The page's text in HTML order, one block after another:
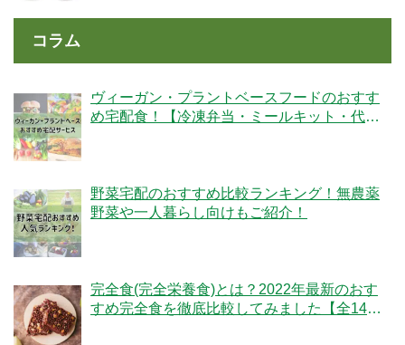
コラム
ヴィーガン・プラントベースフードのおすす
め宅配食！【冷凍弁当・ミールキット・代替
野菜宅配のおすすめ比較ランキング！無農薬
野菜や一人暮らし向けもご紹介！
完全食(完全栄養食)とは？2022年最新のおす
すめ完全食を徹底比較してみました【全14